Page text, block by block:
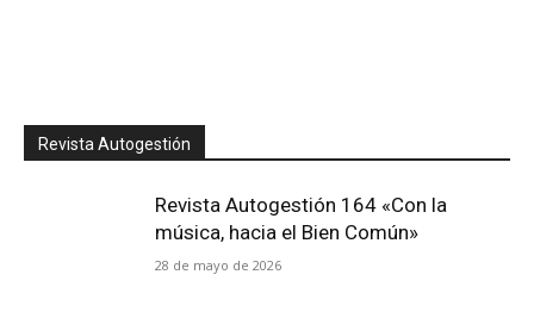
Revista Autogestión
Revista Autogestión 164 «Con la
música, hacia el Bien Común»
28 de mayo de 2026